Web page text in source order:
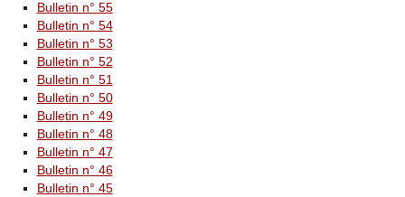
Bulletin n° 55
Bulletin n° 54
Bulletin n° 53
Bulletin n° 52
Bulletin n° 51
Bulletin n° 50
Bulletin n° 49
Bulletin n° 48
Bulletin n° 47
Bulletin n° 46
Bulletin n° 45